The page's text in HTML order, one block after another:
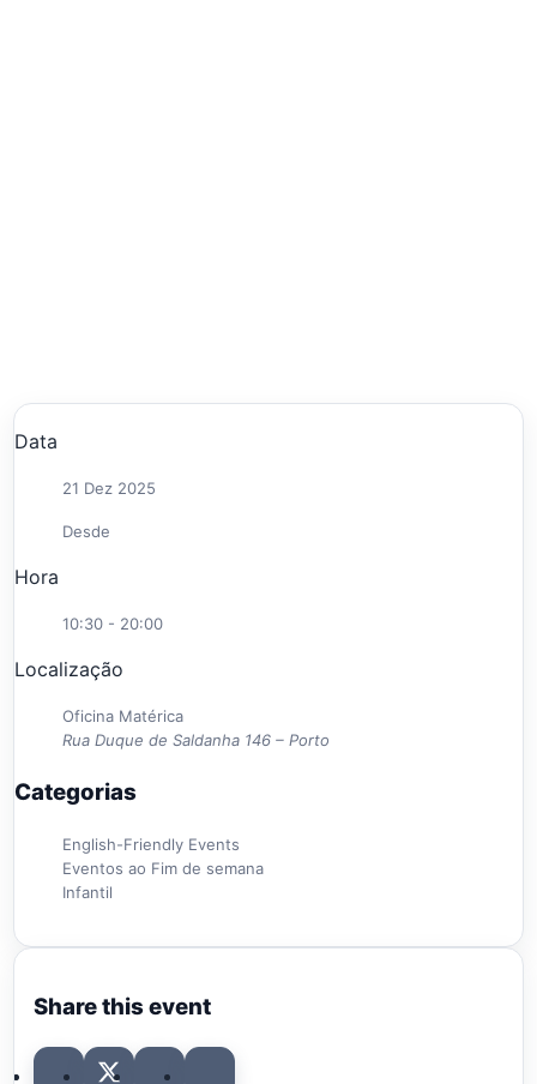
Data
21 Dez 2025
Desde
Hora
10:30 - 20:00
Localização
Oficina Matérica
Rua Duque de Saldanha 146 – Porto
Categorias
English-Friendly Events
Eventos ao Fim de semana
Infantil
Share this event